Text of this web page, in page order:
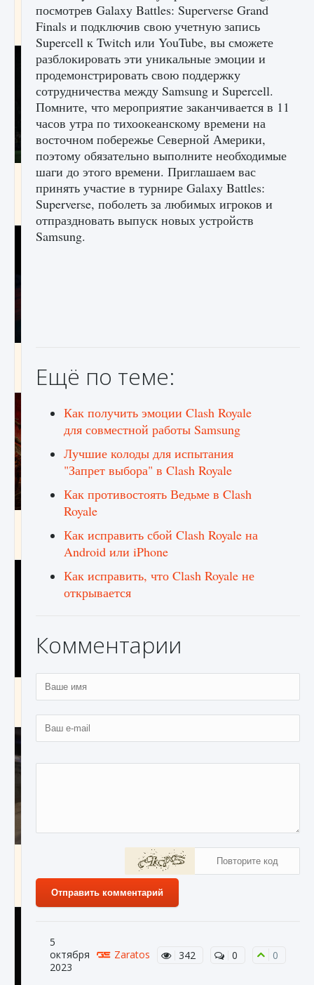
игре Creatures of Ava
9 августа 2024 1 164 0 0
Как исправить ошибку EA FC 25 beta,
которая не работает
9 августа 2024 1 370 0 0
9 августа 2024 1 266
Как найти Гробницу Изгоев в Diablo 4
Как получить Thunder Egg в Stardew Valley
Как исправить неработающие награды For
9 августа 2024 1 205
посмотрев Galaxy Battles: Superverse Grand
Finals и подключив свою учетную запись
Supercell к Twitch или YouTube, вы сможете
разблокировать эти уникальные эмоции и
продемонстрировать свою поддержку
сотрудничества между Samsung и Supercell.
Помните, что мероприятие заканчивается в 11
часов утра по тихоокеанскому времени на
восточном побережье Северной Америки,
поэтому обязательно выполните необходимые
шаги до этого времени. Приглашаем вас
принять участие в турнире Galaxy Battles:
Superverse, поболеть за любимых игроков и
отпраздновать выпуск новых устройств
Samsung.
Ещё по теме:
Как получить эмоции Clash Royale
для совместной работы Samsung
Лучшие колоды для испытания
"Запрет выбора" в Clash Royale
Как противостоять Ведьме в Clash
Royale
Как исправить сбой Clash Royale на
Android или iPhone
Как исправить, что Clash Royale не
открывается
Комментарии
Отправить комментарий
5
октября
2023
Zaratos 342 0 0